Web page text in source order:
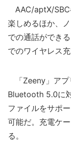
AAC/aptX/SBC
楽しめるほか、
での通話ができ
でのワイヤレス充
「Zeeny」アプ
Bluetooth 5.0に
ファイルをサポ
可能だ。充電ケ
る。